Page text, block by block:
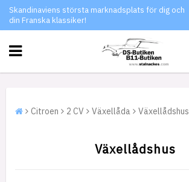
Skandinaviens största marknadsplats för dig och
din Franska klassiker!
Citroen 2 CV Växellåda Växellådshus
Växellådshus